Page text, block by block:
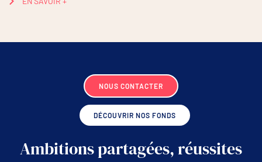
NOUS CONTACTER
DÉCOUVRIR NOS FONDS
Ambitions partagées, réussites